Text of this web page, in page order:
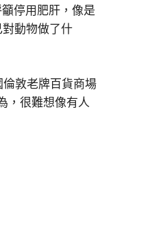
停用肥肝，像是
動物做了什
敦老牌百貨商場
，很難想像有人